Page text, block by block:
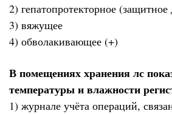
2) гепатопротекторное
3) вяжущее
4) обволакивающее (+)
В помещениях хранения лс
температуры и влажности
1) журнале учёта операций,